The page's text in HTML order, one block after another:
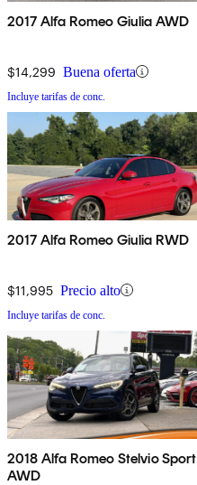
2017 Alfa Romeo Giulia AWD
$14,299 Buena oferta
Incluye tarifas de conc.
2017 Alfa Romeo Giulia RWD
$11,995 Precio alto
Incluye tarifas de conc.
2018 Alfa Romeo Stelvio Sport
AWD